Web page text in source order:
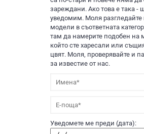
зареждани. Ако това е така -
уведомим. Моля разгледайте
модели в съответната
там да намерите подобен на
който сте харесали или
цвят. Моля, проверявайте и
за известие от нас.
Уведомете ме преди (дата):